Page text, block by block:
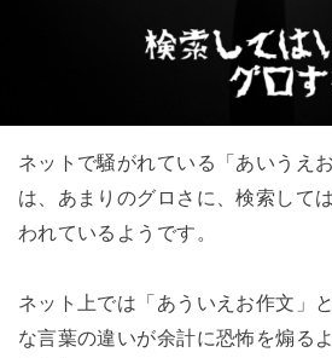
ネットで騒がれている「あいうえ
は、あまりのグロさに、検索して
われているようです。
ネット上では「あういえお作文」
な言葉の違いが余計に恐怖を煽る